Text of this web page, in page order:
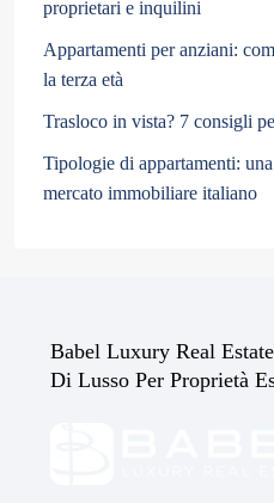
proprietari e inquilini
Appartamenti per anziani:
la terza età
Trasloco in vista? 7 consigli
Tipologie di appartamenti:
mercato immobiliare italiano
Babel Luxury Real
Di Lusso Per Proprietà